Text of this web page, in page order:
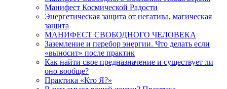
Манифест Космической Радости
Энергетическая защита от негатива, магическая
защита
МАНИФЕСТ СВОБОДНОГО ЧЕЛОВЕКА
Заземление и перебор энергии. Что делать если
«выносит» после практик
Как найти свое предназначение и существует ли
оно вообще?
Практика «Кто Я?»